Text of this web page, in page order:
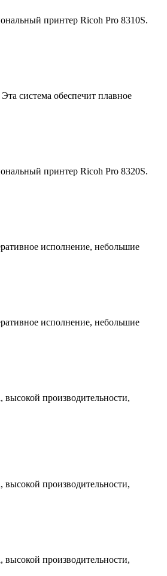
принтер Ricoh Pro 8310S.
система обеспечит плавное
принтер Ricoh Pro 8320S.
исполнение, небольшие
исполнение, небольшие
производительности,
производительности,
производительности,